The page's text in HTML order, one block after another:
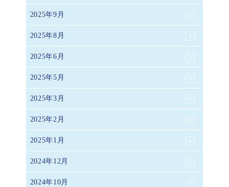
2025年9月
2025年8月
2025年6月
2025年5月
2025年3月
2025年2月
2025年1月
2024年12月
2024年10月